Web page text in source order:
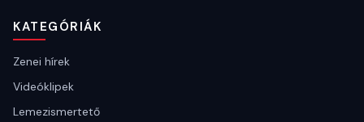
KATEGÓRIÁK
Zenei hírek
Videóklipek
Lemezismertető